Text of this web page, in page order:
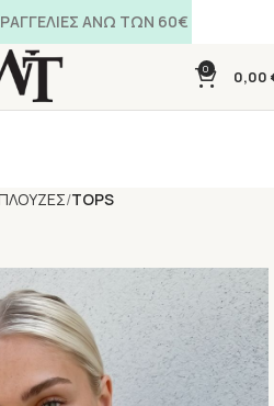
0 0,00
TOPS
ΑΝΩ ΤΩΝ 60€